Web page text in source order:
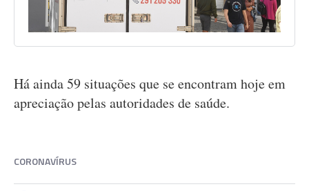
Há ainda 59 situações que se encontram hoje em
apreciação pelas autoridades de saúde.
CORONAVÍRUS